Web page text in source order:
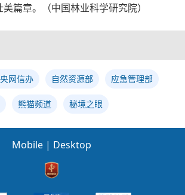
篇章。（中国林业科学研究院）
网信办 自然资源部 应急管理部
熊猫频道 秘境之眼
Mobile | Desktop